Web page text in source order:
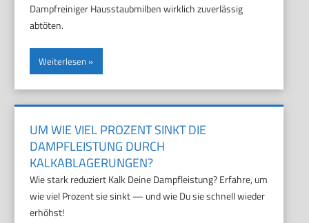
Dampfreiniger Hausstaubmilben wirklich zuverlässig
abtöten.
Weiterlesen
UM WIE VIEL PROZENT SINKT DIE
DAMPFLEISTUNG DURCH
KALKABLAGERUNGEN?
Wie stark reduziert Kalk Deine Dampfleistung? Erfahre, um
wie viel Prozent sie sinkt — und wie Du sie schnell wieder
erhöhst!